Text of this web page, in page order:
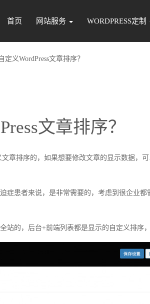
首页 网站服务 WORDPRESS定制
定义WordPress文章排序？
文章排序？
文章排序的，如果想要修改文章的显示数据，
症患者来说，是非常需要的，考虑到很企业都
站的，后台+前端列表都是显示的自定义排序